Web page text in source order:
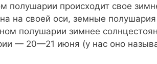
полушарии происходит свое
на своей оси, земные
полушарии зимнее
— 20—21 июня (у нас оно